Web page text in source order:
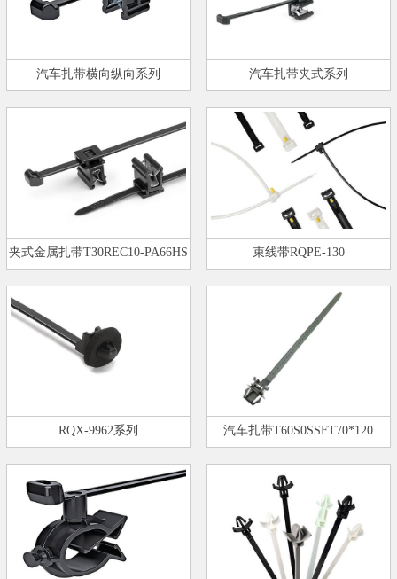
汽车扎带横向纵向系列 汽车扎带夹式系列
夹式金属扎带T30REC10-PA66HS 束线带RQPE-130
RQX-9962系列 汽车扎带T60S0SSFT70*120